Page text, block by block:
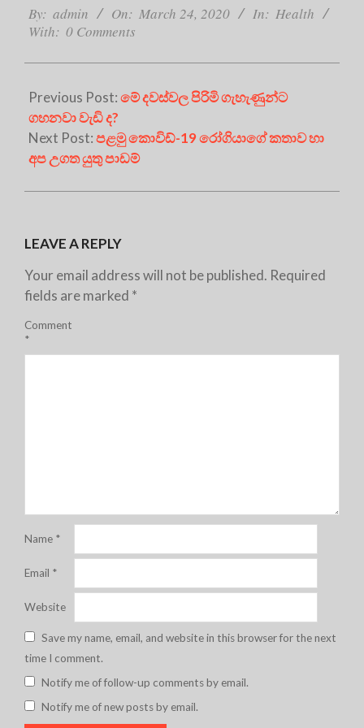
03-
24
By: admin On: March 24, 2020 In: Health
With: 0 Comments
Previous Post:මේ දවස්වල පිරිමි ගැහැණුන්ට
ගහනවා වැඩි ද?
Next Post:පළමු කොවිඩ්-19 රෝගියාගේ කතාව හා
අප උගත යුතු පාඩම්
LEAVE A REPLY
Your email address will not be published. Required
fields are marked *
Comment
*
Name *
Email *
Website
Save my name, email, and website in this browser for the next
time I comment.
Notify me of follow-up comments by email.
Notify me of new posts by email.